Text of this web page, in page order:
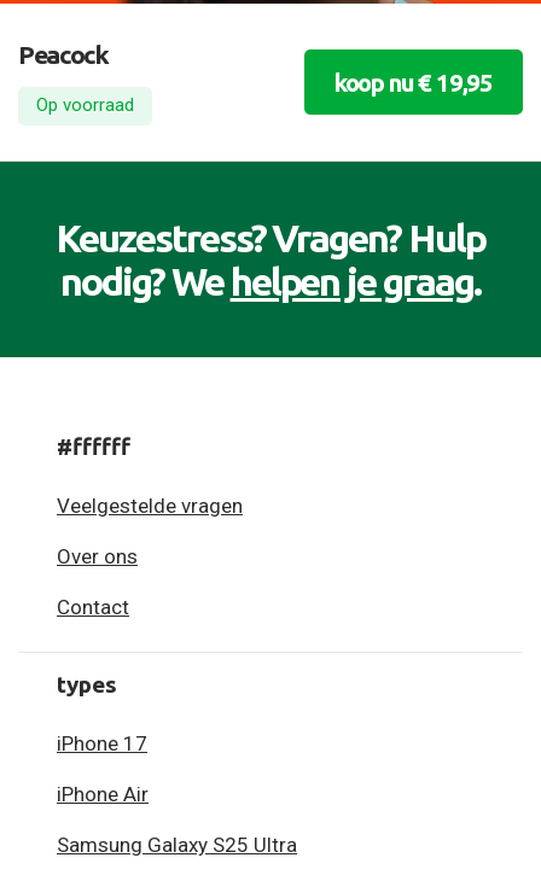
Peacock
Op voorraad
koop nu € 19,95
Keuzestress? Vragen? Hulp
nodig? Wehelpen je graag.
#ffffff
Veelgestelde vragen
Over ons
Contact
types
iPhone 17
iPhone Air
Samsung Galaxy S25 Ultra